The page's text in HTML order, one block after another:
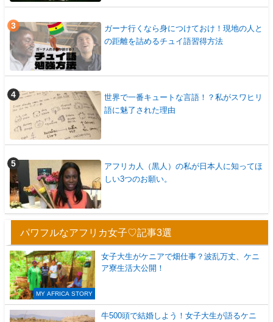
ガーナ行くなら身につけておけ！現地の人と
の距離を詰めるチュイ語習得方法
世界で一番キュートな言語！？私がスワヒリ
語に魅了された理由
アフリカ人（黒人）の私が日本人に知ってほ
しい3つのお願い。
パワフルなアフリカ女子♡記事3選
MY AFRICA STORY
女子大生がケニアで畑仕事？波乱万丈、ケニ
ア寮生活大公開！
牛500頭で結婚しよう！女子大生が語るケニ